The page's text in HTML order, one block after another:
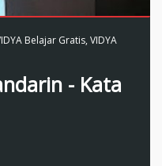
Belajar Gratis, VIDYA
- Kata